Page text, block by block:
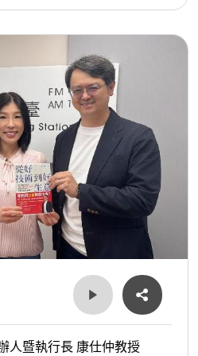
人暨執行長 康仕仲教授